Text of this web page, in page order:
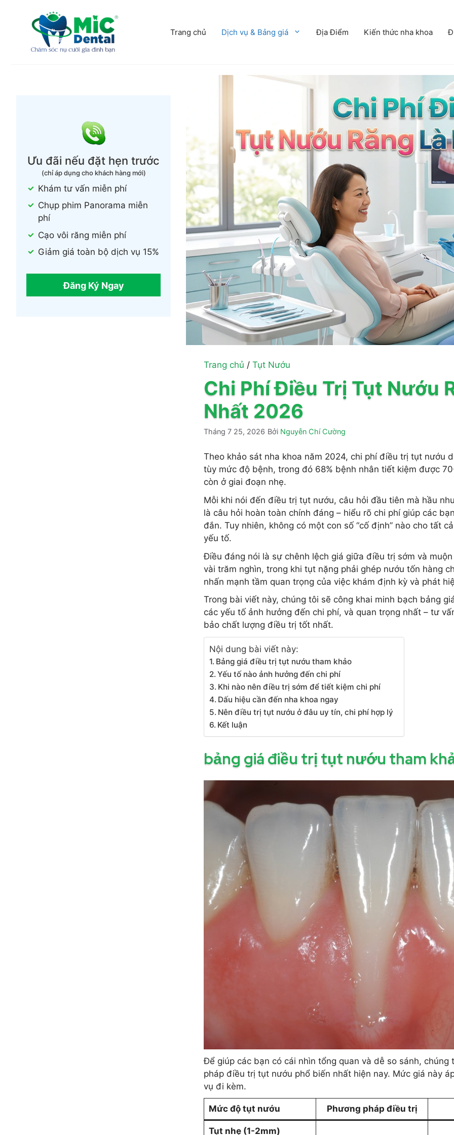
Trang chủ Dịch vụ & Bảng giá Địa Điểm Kiến thức nha khoa
Trang chủ / Tụt Nướu
Chi Phí Điều Trị Tụt Nướu
Nhất 2026
Tháng 7 25, 2026 Bởi Nguyễn Chí Cường
Theo khảo sát nha khoa năm 2024, chi phí điều trị tụt
tùy mức độ bệnh, trong đó 68% bệnh nhân tiết kiệm được
còn ở giai đoạn nhẹ.
Mỗi khi nói đến điều trị tụt nướu, câu hỏi đầu tiên mà hầu
là câu hỏi hoàn toàn chính đáng – hiểu rõ chi phí giúp các
đắn. Tuy nhiên, không có một con số “cố định” nào cho tất
yếu tố.
Điều đáng nói là sự chênh lệch giá giữa điều trị sớm và
vài trăm nghìn, trong khi tụt nặng phải ghép nướu tốn hàng
nhấn mạnh tầm quan trọng của việc khám định kỳ và phát
Trong bài viết này, chúng tôi sẽ công khai minh bạch bảng
các yếu tố ảnh hưởng đến chi phí, và quan trọng nhất – tư
bảo chất lượng điều trị tốt nhất.
Nội dung bài viết này:
Bảng giá điều trị tụt nướu tham khảo
Yếu tố nào ảnh hưởng đến chi phí
Khi nào nên điều trị sớm để tiết kiệm chi phí
Dấu hiệu cần đến nha khoa ngay
Nên điều trị tụt nướu ở đâu uy tín, chi phí hợp lý
Kết luận
bảng giá điều trị tụt nướu tham
Để giúp các bạn có cái nhìn tổng quan và dễ so sánh,
pháp điều trị tụt nướu phổ biến nhất hiện nay. Mức giá này
vụ đi kèm.
Mức độ tụt nướu Phương pháp điều trị
Tụt nhẹ (1-2mm)
Ưu đãi nếu đặt hẹn trước
(chỉ áp dụng cho khách hàng mới)
Khám tư vấn miễn phí
Chụp phim Panorama miễn
phí
Cạo vôi răng miễn phí
Giảm giá toàn bộ dịch vụ 15%
Đăng Ký Ngay